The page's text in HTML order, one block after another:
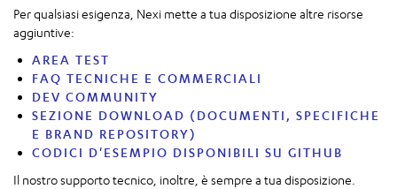
Per qualsiasi esigenza, Nexi mette a tua disposizione altre risorse
aggiuntive:
AREA TEST
FAQ TECNICHE E COMMERCIALI
DEV COMMUNITY
SEZIONE DOWNLOAD (DOCUMENTI, SPECIFICHE
E BRAND REPOSITORY)
CODICI D'ESEMPIO DISPONIBILI SU GITHUB
Il nostro supporto tecnico, inoltre, è sempre a tua disposizione.